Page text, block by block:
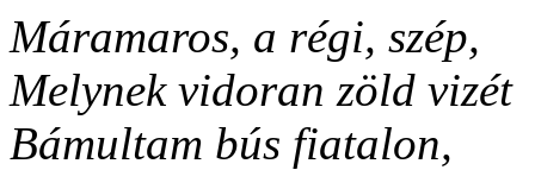
Máramaros, a régi, szép,
Melynek vidoran zöld vizét
Bámultam bús fiatalon,